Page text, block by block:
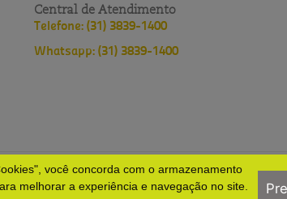
você concorda com o armazenamento
melhorar a experiência e navegação no site.
Central de Atendimento
Telefone: (31) 3839-1400
Whatsapp: (31) 3839-1400
Política de privacidade Políticas do